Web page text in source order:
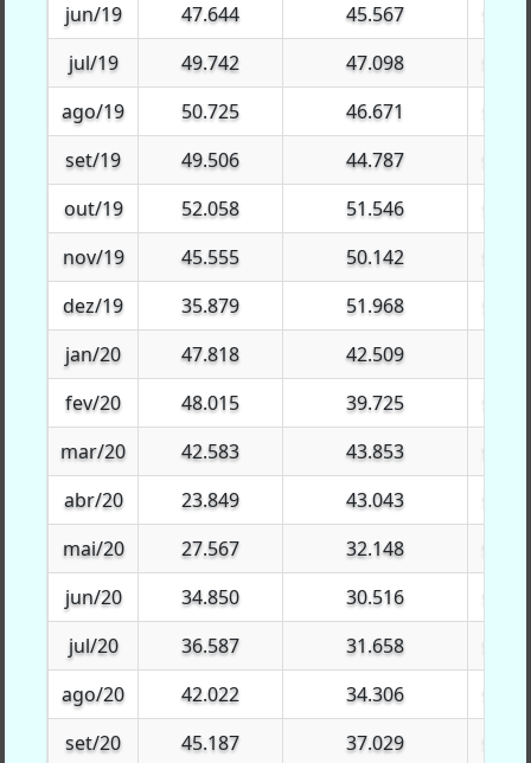
jun/19
47.644 45.567
jul/19
49.742 47.098
ago/19
50.725 46.671
set/19
49.506 44.787
out/19
52.058 51.546
nov/19
45.555 50.142
dez/19
35.879 51.968
jan/20
47.818 42.509
fev/20
48.015 39.725
mar/20
42.583 43.853
abr/20
23.849 43.043
mai/20
27.567 32.148
jun/20
34.850 30.516
jul/20
36.587 31.658
ago/20
42.022 34.306
set/20
45.187 37.029
jun/19
jul/19
ago/19
set/19
out/19
nov/19
dez/19
jan/20
fev/20
mar/20
abr/20
mai/20
jun/20
jul/20
ago/20
set/20